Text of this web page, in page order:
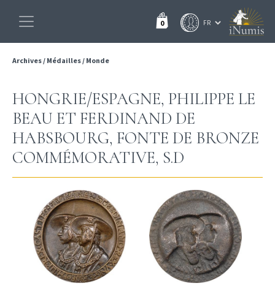
0
Archives/ Médailles/ Monde
HONGRIE/ESPAGNE, PHILIPPE LE
BEAU ET FERDINAND DE
HABSBOURG, FONTE DE BRONZE
COMMÉMORATIVE, S.D